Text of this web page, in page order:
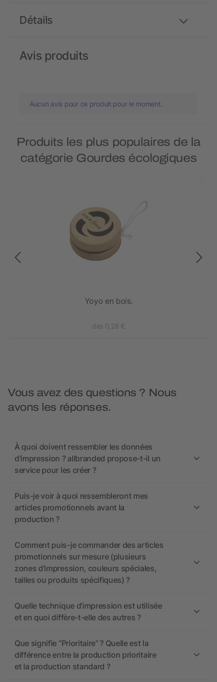
Détails
Avis produits
Aucun avis pour ce produit pour le moment.
Produits les plus populaires de la
catégorie Gourdes écologiques
Yoyo en bois.
dès 0,28 €
Vous avez des questions ? Nous
avons les réponses.
À quoi doivent ressembler les données
d’impression ? allbranded propose-t-il un
service pour les créer ?
Puis-je voir à quoi ressembleront mes
articles promotionnels avant la
production ?
Comment puis-je commander des articles
promotionnels sur mesure (plusieurs
zones d’impression, couleurs spéciales,
tailles ou produits spécifiques) ?
Quelle technique d’impression est utilisée
et en quoi diffère-t-elle des autres ?
Que signifie “Prioritaire” ? Quelle est la
différence entre la production prioritaire
et la production standard ?